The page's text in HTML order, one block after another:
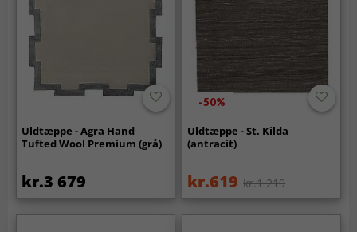
Uldtæppe - Agra Hand
Tufted Wool Premium (grå)
kr.3 679
-50%
Uldtæppe - St. Kilda
(antracit)
kr.619 kr.1 219